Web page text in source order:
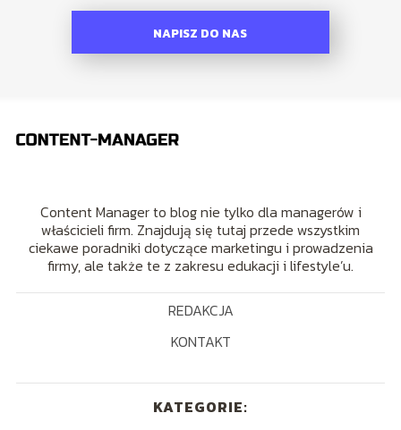
NAPISZ DO NAS
Content Manager to blog nie tylko dla managerów i
właścicieli firm. Znajdują się tutaj przede wszystkim
ciekawe poradniki dotyczące marketingu i prowadzenia
firmy, ale także te z zakresu edukacji i lifestyle’u.
REDAKCJA
KONTAKT
KATEGORIE: